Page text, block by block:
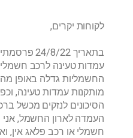
לקוחות יקרים,
בתאריך 24/
עמדות טעינה לרכב
החשמליות גדלה באופן
מותקנות עמדות טעינה,
הסיכונים לנזקים מכשל
העמדה לארון החשמל,
חשמלי או רכב פלאג אין,